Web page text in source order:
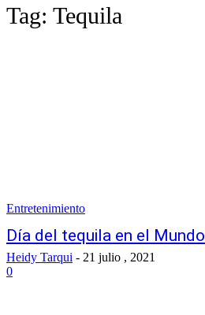
Tag: Tequila
Entretenimiento
Día del tequila en el Mundo
Heidy Tarqui - 21 julio , 2021
0